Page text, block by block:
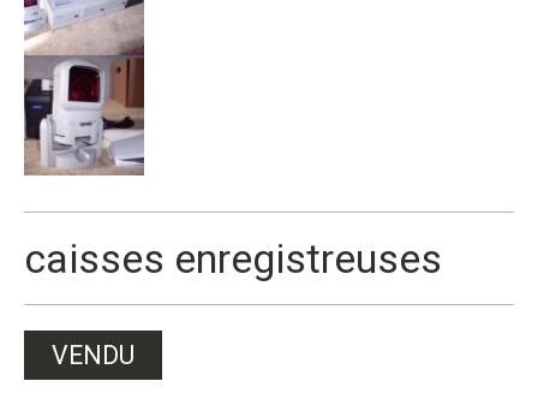
caisses enregistreuses
VENDU